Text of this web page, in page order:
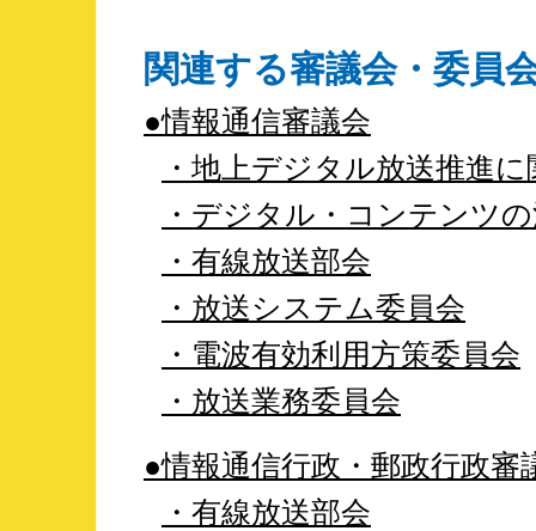
関連する審議会・委員
●情報通信審議会
・地上デジタル放送推進
・デジタル・コンテンツ
・有線放送部会
・放送システム委員会
・電波有効利用方策委員会
・放送業務委員会
●情報通信行政・郵政行政審
・有線放送部会